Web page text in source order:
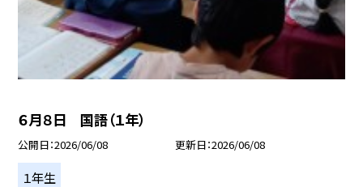
６月８日 国語（１年）
公開日 2026/06/08 更新日 2026/06/08
１年生